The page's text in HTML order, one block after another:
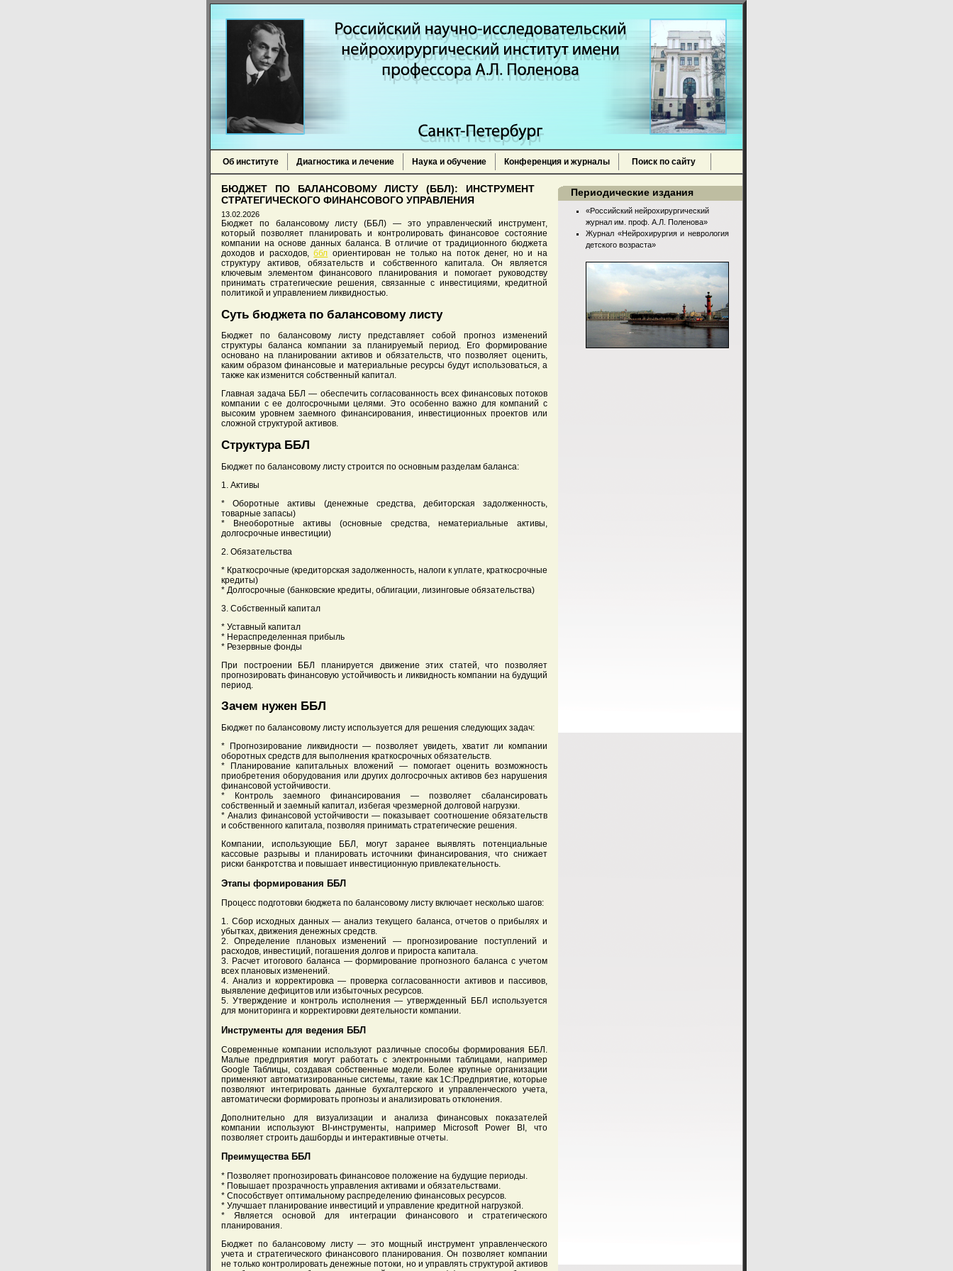
Об институте Диагностика и лечение Наука и обучение Конференция и журналы Поиск по сайту
БЮДЖЕТ ПО БАЛАНСОВОМУ ЛИСТУ (ББЛ): ИНСТРУМЕНТ
СТРАТЕГИЧЕСКОГО ФИНАНСОВОГО УПРАВЛЕНИЯ
13.02.2026
Бюджет по балансовому листу (ББЛ) — это управленческий инструмент,
который позволяет планировать и контролировать финансовое состояние
компании на основе данных баланса. В отличие от традиционного бюджета
доходов и расходов,ббл ориентирован не только на поток денег, но и на
структуру активов, обязательств и собственного капитала. Он является
ключевым элементом финансового планирования и помогает руководству
принимать стратегические решения, связанные с инвестициями, кредитной
политикой и управлением ликвидностью.
Суть бюджета по балансовому листу
Бюджет по балансовому листу представляет собой прогноз изменений
структуры баланса компании за планируемый период. Его формирование
основано на планировании активов и обязательств, что позволяет оценить,
каким образом финансовые и материальные ресурсы будут использоваться, а
также как изменится собственный капитал.
Главная задача ББЛ — обеспечить согласованность всех финансовых потоков
компании с ее долгосрочными целями. Это особенно важно для компаний с
высоким уровнем заемного финансирования, инвестиционных проектов или
сложной структурой активов.
Структура ББЛ
Бюджет по балансовому листу строится по основным разделам баланса:
1. Активы
* Оборотные активы (денежные средства, дебиторская задолженность,
товарные запасы)
* Внеоборотные активы (основные средства, нематериальные активы,
долгосрочные инвестиции)
2. Обязательства
* Краткосрочные (кредиторская задолженность, налоги к уплате, краткосрочные
кредиты)
* Долгосрочные (банковские кредиты, облигации, лизинговые обязательства)
3. Собственный капитал
* Уставный капитал
* Нераспределенная прибыль
* Резервные фонды
При построении ББЛ планируется движение этих статей, что позволяет
прогнозировать финансовую устойчивость и ликвидность компании на будущий
период.
Зачем нужен ББЛ
Бюджет по балансовому листу используется для решения следующих задач:
* Прогнозирование ликвидности — позволяет увидеть, хватит ли компании
оборотных средств для выполнения краткосрочных обязательств.
* Планирование капитальных вложений — помогает оценить возможность
приобретения оборудования или других долгосрочных активов без нарушения
финансовой устойчивости.
* Контроль заемного финансирования — позволяет сбалансировать
собственный и заемный капитал, избегая чрезмерной долговой нагрузки.
* Анализ финансовой устойчивости — показывает соотношение обязательств
и собственного капитала, позволяя принимать стратегические решения.
Компании, использующие ББЛ, могут заранее выявлять потенциальные
кассовые разрывы и планировать источники финансирования, что снижает
риски банкротства и повышает инвестиционную привлекательность.
Этапы формирования ББЛ
Процесс подготовки бюджета по балансовому листу включает несколько шагов:
1. Сбор исходных данных — анализ текущего баланса, отчетов о прибылях и
убытках, движения денежных средств.
2. Определение плановых изменений — прогнозирование поступлений и
расходов, инвестиций, погашения долгов и прироста капитала.
3. Расчет итогового баланса — формирование прогнозного баланса с учетом
всех плановых изменений.
4. Анализ и корректировка — проверка согласованности активов и пассивов,
выявление дефицитов или избыточных ресурсов.
5. Утверждение и контроль исполнения — утвержденный ББЛ используется
для мониторинга и корректировки деятельности компании.
Инструменты для ведения ББЛ
Современные компании используют различные способы формирования ББЛ.
Малые предприятия могут работать с электронными таблицами, например
Google Таблицы, создавая собственные модели. Более крупные организации
применяют автоматизированные системы, такие как 1С:Предприятие, которые
позволяют интегрировать данные бухгалтерского и управленческого учета,
автоматически формировать прогнозы и анализировать отклонения.
Дополнительно для визуализации и анализа финансовых показателей
компании используют BI-инструменты, например Microsoft Power BI, что
позволяет строить дашборды и интерактивные отчеты.
Преимущества ББЛ
* Позволяет прогнозировать финансовое положение на будущие периоды.
* Повышает прозрачность управления активами и обязательствами.
* Способствует оптимальному распределению финансовых ресурсов.
* Улучшает планирование инвестиций и управление кредитной нагрузкой.
* Является основой для интеграции финансового и стратегического
планирования.
Бюджет по балансовому листу — это мощный инструмент управленческого
учета и стратегического финансового планирования. Он позволяет компании
не только контролировать денежные потоки, но и управлять структурой активов
Периодические издания
«Российский нейрохирургический
журнал им. проф. А.Л. Поленова»
Журнал «Нейрохирургия и неврология
детского возраста»